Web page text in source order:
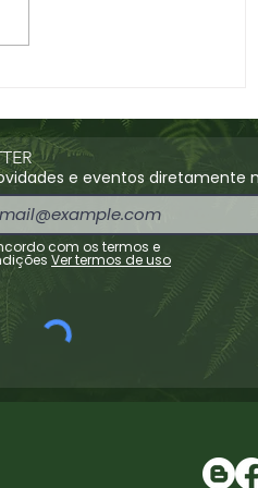
e eventos diretamente
com os termos e
Ver termos de uso